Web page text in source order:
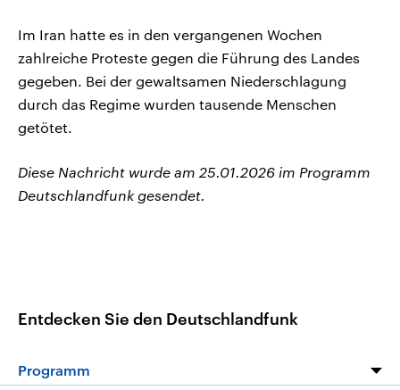
Im Iran hatte es in den vergangenen Wochen
zahlreiche Proteste gegen die Führung des Landes
gegeben. Bei der gewaltsamen Niederschlagung
durch das Regime wurden tausende Menschen
getötet.
Diese Nachricht wurde am 25.01.2026 im Programm
Deutschlandfunk gesendet.
Entdecken Sie den Deutschlandfunk
Programm